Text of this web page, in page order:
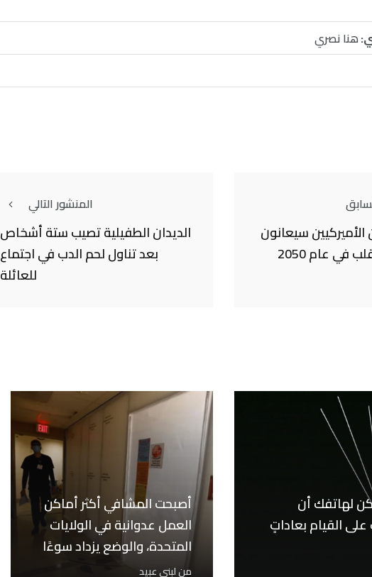
هنا نصري
سيعانون
عام 2050
المنشور التالي
الديدان الطفيلية تصيب ستة أشخاص
بعد تناول لحم الدب في اجتماع
للعائلة
لهاتفك أن
القيام بعاداتٍ
أصبحت المشافي أكثر أماكن
العمل عدوانية في الولايات
المتحدة، والوضع يزداد سوءًا
منلبنى عبيد